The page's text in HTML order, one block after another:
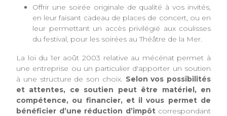
Offrir une soirée originale de qualité à vos invités,
en leur faisant cadeau de places de concert, ou en
leur permettant un accès privilégié aux coulisses
du festival, pour les soirées au Théâtre de la Mer.
La loi du 1er août 2003 relative au mécénat permet à
une entreprise ou un particulier d'apporter un soutien
à une structure de son choix. Selon vos possibilités
et attentes, ce soutien peut être matériel, en
compétence, ou financier, et il vous permet de
bénéficier d’une réduction d’impôtcorrespondant